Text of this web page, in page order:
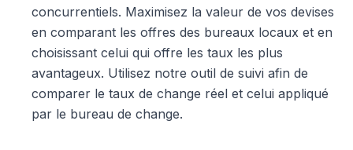
concurrentiels. Maximisez la valeur de vos devises
en comparant les offres des bureaux locaux et en
choisissant celui qui offre les taux les plus
avantageux. Utilisez notre outil de suivi afin de
comparer le taux de change réel et celui appliqué
par le bureau de change.